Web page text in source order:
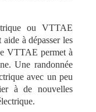
ou VTTAE
à dépasser les
VTTAE permet à
Une randonnée
avec un peu
à de nouvelles